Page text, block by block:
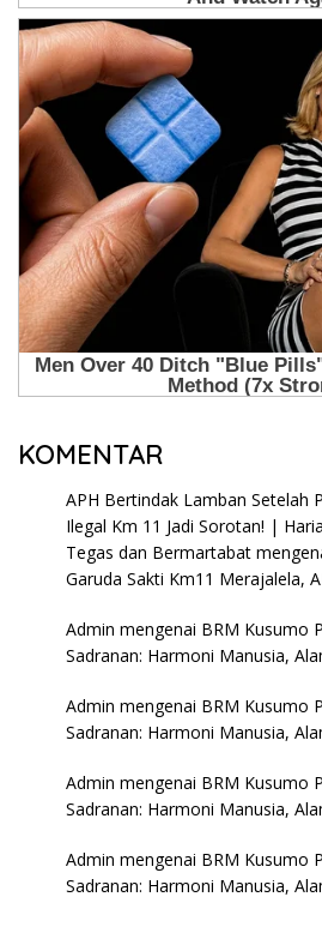
KOMENTAR
APH Bertindak Lamban Setelah
Ilegal Km 11 Jadi Sorotan! |
Tegas dan Bermartabat
Garuda Sakti Km11 Merajalela,
Admin mengenai BRM Kusumo
Sadranan: Harmoni Manusia,
Admin mengenai BRM Kusumo
Sadranan: Harmoni Manusia,
Admin mengenai BRM Kusumo
Sadranan: Harmoni Manusia,
Admin mengenai BRM Kusumo
Sadranan: Harmoni Manusia,